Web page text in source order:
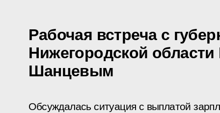
Рабочая встреча с
Нижегородской
Шанцевым
Обсуждалась ситуация с выплатой